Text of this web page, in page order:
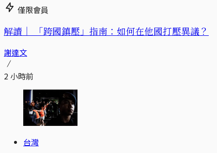
僅限會員
解讀｜ 「跨國鎮壓」指南：如何在他國打壓異議？
謝達文
2 小時前
台灣